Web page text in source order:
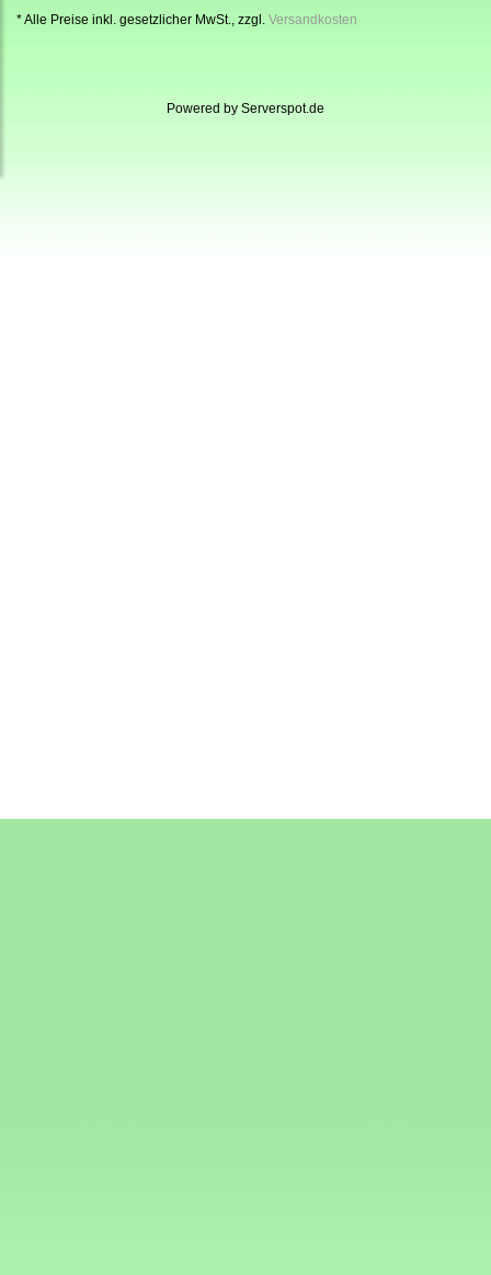
* Alle Preise inkl. gesetzlicher MwSt., zzgl. Versandkosten
Powered by Serverspot.de